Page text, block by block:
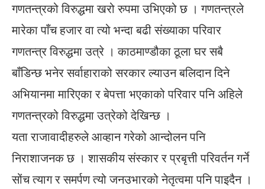
गणतन्त्रको विरुद्धमा खरो रुपमा उभिएको छ । गणतन्त्रले
मारेका पाँच हजार वा त्यो भन्दा बढी संख्याका परिवार
गणतन्त्र विरुद्धमा उत्रे । काठमाण्डौका ठूला घर सबै
बाँडिन्छ भनेर सर्वाहाराको सरकार ल्याउन बलिदान दिने
अभियानमा मारिएका र बेपत्ता भएकाको परिवार पनि अहिले
गणतन्त्रको विरुद्धमा उत्रेको देखिन्छ ।
यता राजावादीहरुले आव्हान गरेको आन्दोलन पनि
निराशाजनक छ । शासकीय संस्कार र प्रबृत्ती परिवर्तन गर्ने
सोंच त्याग र समर्पण त्यो जनउभारको नेतृत्वमा पनि पाइदैन ।